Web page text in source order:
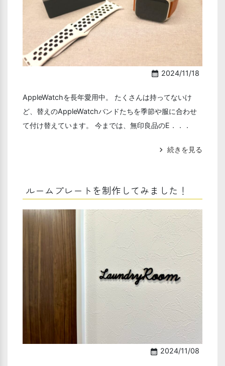
calendar_month 2024/11/18
AppleWatchを長年愛用中。 たくさんは持ってないけ
ど、替えのAppleWatchバンドたちを季節や服に合わせ
て付け替えています。 今までは、無印良品のE．．．
chevron_right 続きを見る
ルームプレートを制作してみました！
calendar_month 2024/11/08